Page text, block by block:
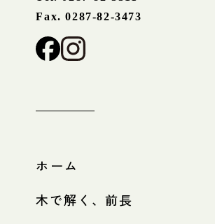
Fax. 0287-82-3473
ホーム
木で解く、前長